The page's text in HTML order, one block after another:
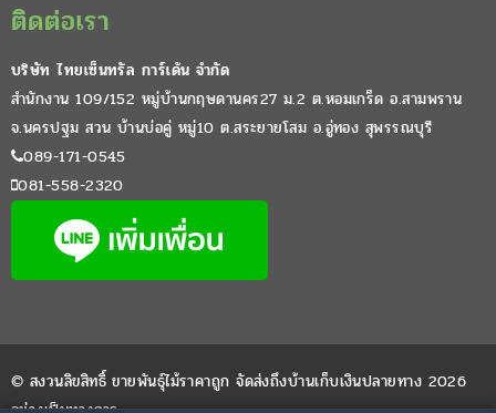
ติดต่อเรา
บริษัท ไทยเซ็นทรัล การ์เด้น จำกัด
สำนักงาน 109/152 หมู่บ้านกฤษดานคร27 ม.2 ต.หอมเกร็ด อ.สามพราน
จ.นครปฐม สวน บ้านบ่อคู่ หมู่10 ต.สระยายโสม อ.อู่ทอง สุพรรณบุรี
089-171-0545
081-558-2320
© สงวนลิขสิทธิ์ ขายพันธุ์ไม้ราคาถูก จัดส่งถึงบ้านเก็บเงินปลายทาง 2026